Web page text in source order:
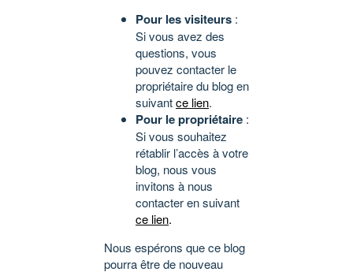
Pour les visiteurs :
Si vous avez des
questions, vous
pouvez contacter le
propriétaire du blog en
suivantce lien.
Pour le propriétaire :
Si vous souhaitez
rétablir l’accès à votre
blog, nous vous
invitons à nous
contacter en suivant
ce lien.
Nous espérons que ce blog
pourra être de nouveau